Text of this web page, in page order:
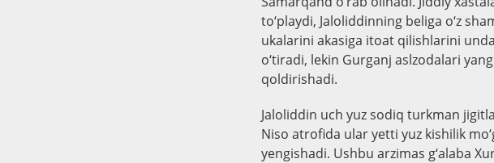
to‘playdi, Jaloliddinning beliga o‘z
ukalarini akasiga itoat qilishlarini
o‘tiradi, lekin Gurganj aslzodalari
qoldirishadi.
Jaloliddin uch yuz sodiq turkman
Niso atrofida ular yetti yuz kishilik
yengishadi. Ushbu arzimas g‘alaba